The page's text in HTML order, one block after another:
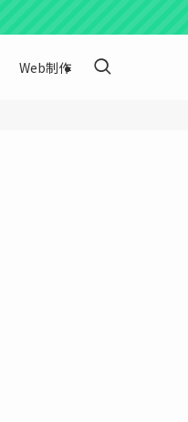
Web制作